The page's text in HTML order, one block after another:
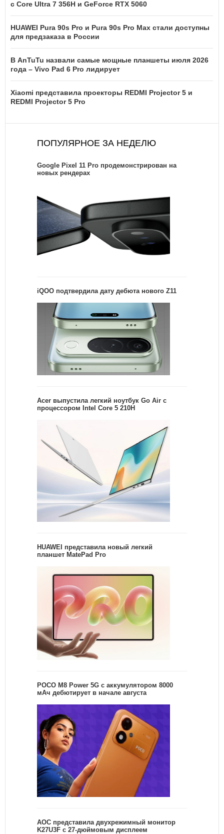
с Core Ultra 7 356H и GeForce RTX 5060
HUAWEI Pura 90s Pro и Pura 90s Pro Max стали доступны
для предзаказа в России
В AnTuTu назвали самые мощные планшеты июля 2026
года – Vivo Pad 6 Pro лидирует
Xiaomi представила проекторы REDMI Projector 5 и
REDMI Projector 5 Pro
ПОПУЛЯРНОЕ ЗА НЕДЕЛЮ
Google Pixel 11 Pro продемонстрирован на
новых рендерах
iQOO подтвердила дату дебюта нового Z11
Acer выпустила легкий ноутбук Go Air c
процессором Intel Core 5 210H
HUAWEI представила новый легкий
планшет MatePad Pro
POCO M8 Power 5G с аккумулятором 8000
мАч дебютирует в начале августа
AOC представила двухрежимный монитор
K27U3F с 27-дюймовым дисплеем